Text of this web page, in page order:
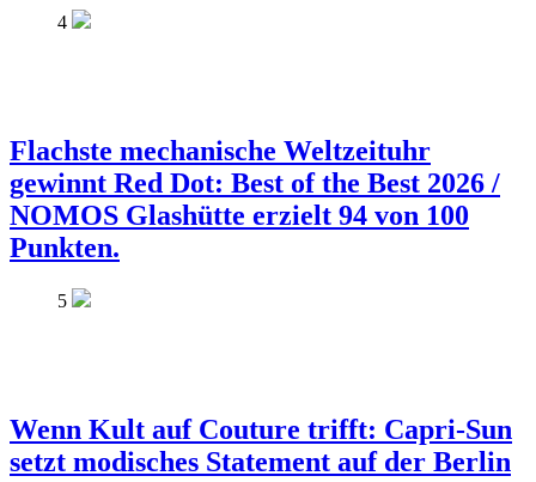
4
Flachste mechanische Weltzeituhr
gewinnt Red Dot: Best of the Best 2026 /
NOMOS Glashütte erzielt 94 von 100
Punkten.
5
Wenn Kult auf Couture trifft: Capri-Sun
setzt modisches Statement auf der Berlin